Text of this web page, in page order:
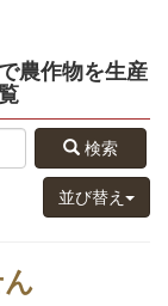
で農作物を生産
検索
並び替え